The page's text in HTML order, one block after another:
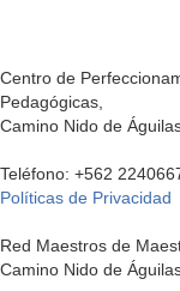
Centro de
Pedagógicas,
Camino Nido de
Teléfono: +562
Políticas de Privacidad
Red Maestros de
Camino Nido de